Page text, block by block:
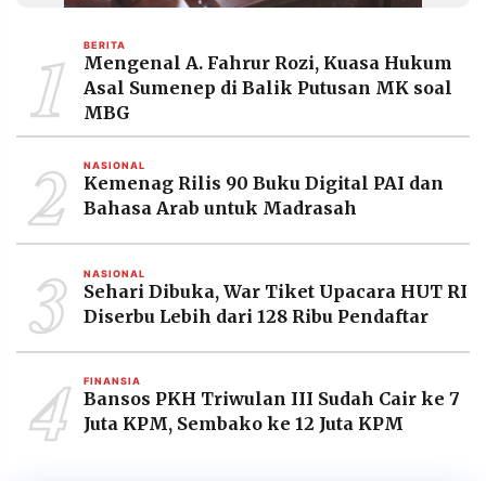
MEDIA
©
Resolusi.co
-
PT.
RESOLUSI
MEDIA
PRAMUDITA
1 BERITA
Mengenal A. Fahrur Rozi, Kuasa Hukum
Asal Sumenep di Balik Putusan MK soal
MBG
2 NASIONAL
Kemenag Rilis 90 Buku Digital PAI dan
Bahasa Arab untuk Madrasah
3 NASIONAL
Sehari Dibuka, War Tiket Upacara HUT RI
Diserbu Lebih dari 128 Ribu Pendaftar
4 FINANSIA
Bansos PKH Triwulan III Sudah Cair ke 7
Juta KPM, Sembako ke 12 Juta KPM